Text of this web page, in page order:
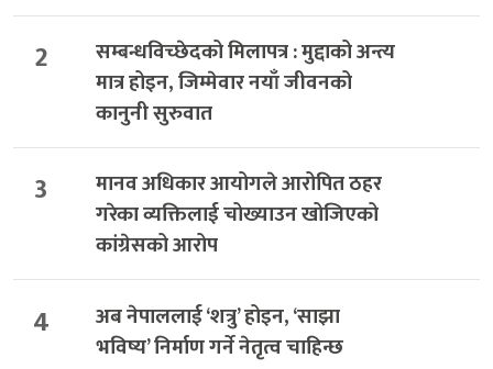
2
सम्बन्धविच्छेदको मिलापत्र : मुद्दाको अन्त्य
मात्र होइन, जिम्मेवार नयाँ जीवनको
कानुनी सुरुवात
3
मानव अधिकार आयोगले आरोपित ठहर
गरेका व्यक्तिलाई चोख्याउन खोजिएको
कांग्रेसको आरोप
4
अब नेपाललाई ‘शत्रु’ होइन, ‘साझा
भविष्य’ निर्माण गर्ने नेतृत्व चाहिन्छ